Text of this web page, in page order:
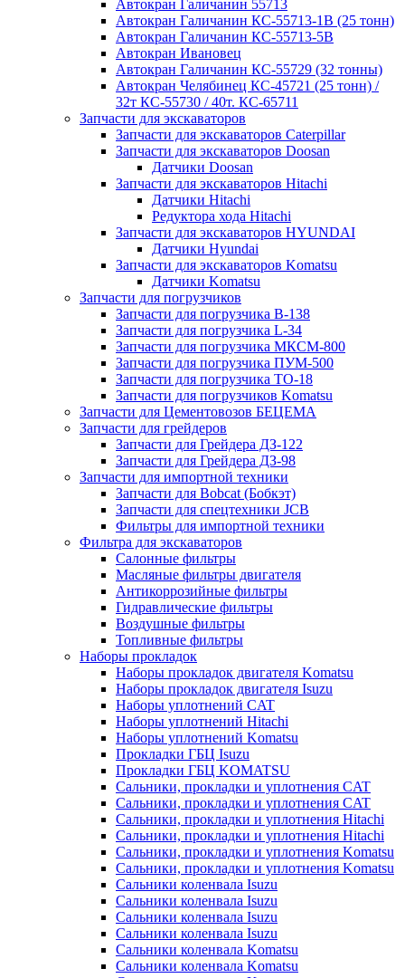
Автокран Галичанин 55713
Автокран Галичанин КС-55713-1В (25 тонн)
Автокран Галичанин КС-55713-5В
Автокран Ивановец
Автокран Галичанин КС-55729 (32 тонны)
Автокран Челябинец КС-45721 (25 тонн) /
32т КС-55730 / 40т. КС-65711
Запчасти для экскаваторов
Запчасти для экскаваторов Caterpillar
Запчасти для экскаваторов Doosan
Датчики Doosan
Запчасти для экскаваторов Hitachi
Датчики Hitachi
Редуктора хода Hitachi
Запчасти для экскаваторов HYUNDAI
Датчики Hyundai
Запчасти для экскаваторов Komatsu
Датчики Komatsu
Запчасти для погрузчиков
Запчасти для погрузчика B-138
Запчасти для погрузчика L-34
Запчасти для погрузчика МКСМ-800
Запчасти для погрузчика ПУМ-500
Запчасти для погрузчика ТО-18
Запчасти для погрузчиков Komatsu
Запчасти для Цементовозов БЕЦЕМА
Запчасти для грейдеров
Запчасти для Грейдера ДЗ-122
Запчасти для Грейдера ДЗ-98
Запчасти для импортной техники
Запчасти для Bobcat (Бобкэт)
Запчасти для спецтехники JCB
Фильтры для импортной техники
Фильтра для экскаваторов
Салонные фильтры
Масляные фильтры двигателя
Антикоррозийные фильтры
Гидравлические фильтры
Воздушные фильтры
Топливные фильтры
Наборы прокладок
Наборы прокладок двигателя Komatsu
Наборы прокладок двигателя Isuzu
Наборы уплотнений CAT
Наборы уплотнений Hitachi
Наборы уплотнений Komatsu
Прокладки ГБЦ Isuzu
Прокладки ГБЦ KOMATSU
Сальники, прокладки и уплотнения CAT
Сальники, прокладки и уплотнения CAT
Сальники, прокладки и уплотнения Hitachi
Сальники, прокладки и уплотнения Hitachi
Сальники, прокладки и уплотнения Komatsu
Сальники, прокладки и уплотнения Komatsu
Сальники коленвала Isuzu
Сальники коленвала Isuzu
Сальники коленвала Isuzu
Сальники коленвала Isuzu
Сальники коленвала Komatsu
Сальники коленвала Komatsu